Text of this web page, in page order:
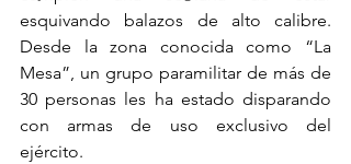
esquivando balazos de alto calibre.
Desde la zona conocida como “La
Mesa”, un grupo paramilitar de más de
30 personas les ha estado disparando
con armas de uso exclusivo del
ejército.